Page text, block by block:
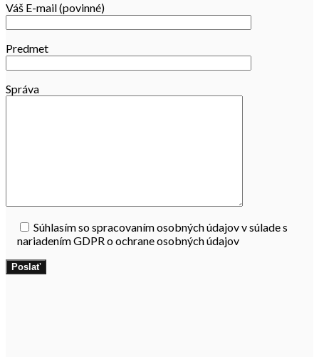
Váš E-mail (povinné)
Predmet
Správa
Súhlasím so spracovaním osobných údajov v súlade s
nariadením GDPR o ochrane osobných údajov